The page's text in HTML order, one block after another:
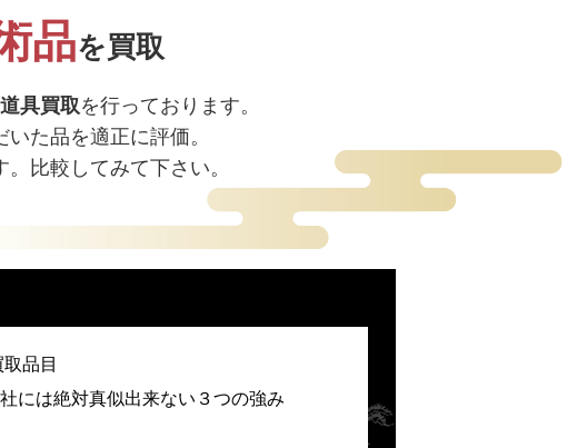
品を買取
具買取を行っております。
た品を適正に評価。
比較してみて下さい。
品目
社には絶対真似出来ない３つの強み